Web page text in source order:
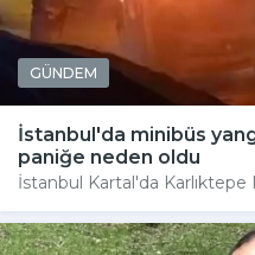
GÜNDEM
İstanbul'da minibüs
paniğe neden oldu
İstanbul Kartal'da Karlıktepe